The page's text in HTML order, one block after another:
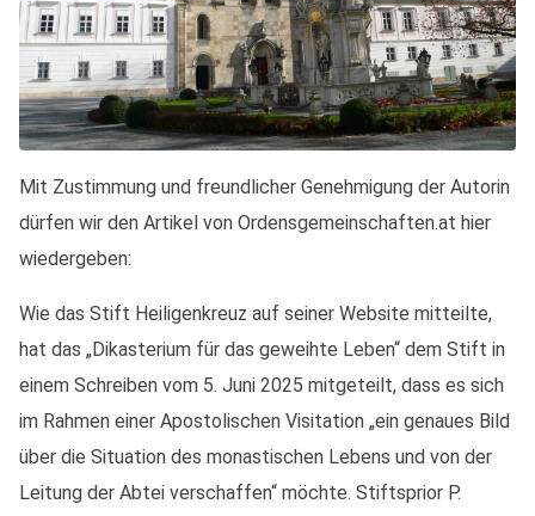
Mit Zustimmung und freundlicher Genehmigung der Autorin
dürfen wir den Artikel von Ordensgemeinschaften.at hier
wiedergeben:
Wie das Stift Heiligenkreuz auf seiner Website mitteilte,
hat das „Dikasterium für das geweihte Leben“ dem Stift in
einem Schreiben vom 5. Juni 2025 mitgeteilt, dass es sich
im Rahmen einer Apostolischen Visitation „ein genaues Bild
über die Situation des monastischen Lebens und von der
Leitung der Abtei verschaffen“ möchte. Stiftsprior P.